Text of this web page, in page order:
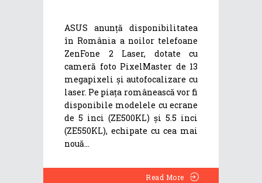
ASUS anunță disponibilitatea
în România a noilor telefoane
ZenFone 2 Laser, dotate cu
cameră foto PixelMaster de 13
megapixeli și autofocalizare cu
laser. Pe piața românească vor fi
disponibile modelele cu ecrane
de 5 inci (ZE500KL) și 5.5 inci
(ZE550KL), echipate cu cea mai
nouă
Read More